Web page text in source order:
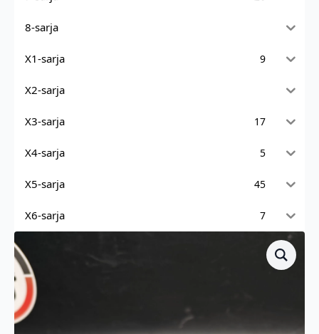
8-sarja
X1-sarja 9
X2-sarja
X3-sarja 17
X4-sarja 5
X5-sarja 45
X6-sarja 7